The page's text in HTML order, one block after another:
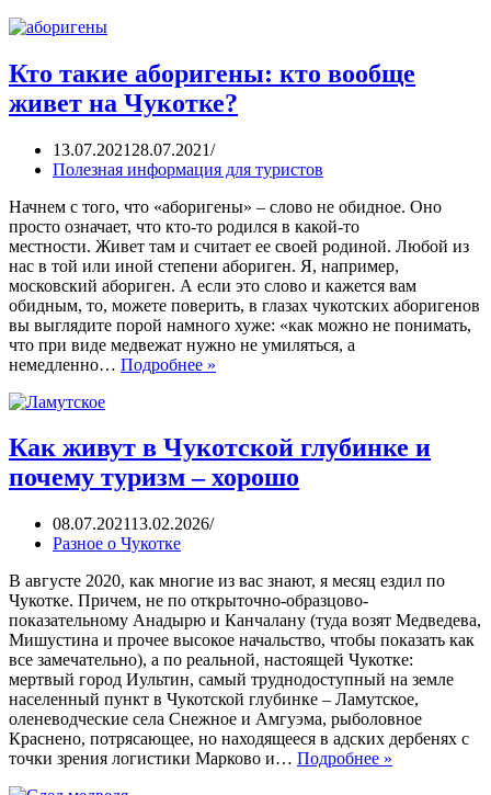
Кто такие аборигены: кто вообще
живет на Чукотке?
13.07.2021 28.07.2021
Полезная информация для туристов
Начнем с того, что «аборигены» – слово не обидное. Оно
просто означает, что кто-то родился в какой-то
местности. Живет там и считает ее своей родиной. Любой из
нас в той или иной степени абориген. Я, например,
московский абориген. А если это слово и кажется вам
обидным, то, можете поверить, в глазах чукотских аборигенов
вы выглядите порой намного хуже: «как можно не понимать,
что при виде медвежат нужно не умиляться, а
немедленно… Подробнее »
Как живут в Чукотской глубинке и
почему туризм – хорошо
08.07.202113.02.2026
Разное о Чукотке
В августе 2020, как многие из вас знают, я месяц ездил по
Чукотке. Причем, не по открыточно-образцово-
показательному Анадырю и Канчалану (туда возят Медведева,
Мишустина и прочее высокое начальство, чтобы показать как
все замечательно), а по реальной, настоящей Чукотке:
мертвый город Иультин, самый труднодоступный на земле
населенный пункт в Чукотской глубинке – Ламутское,
оленеводческие села Снежное и Амгуэма, рыболовное
Краснено, потрясающее, но находящееся в адских дербенях с
точки зрения логистики Марково и… Подробнее »